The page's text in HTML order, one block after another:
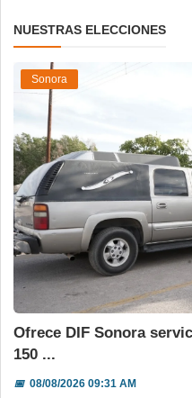
NUESTRAS ELECCIONES
Sonora
Ofrece DIF Sonora
150 ...
📅08/08/2026 09:31 AM